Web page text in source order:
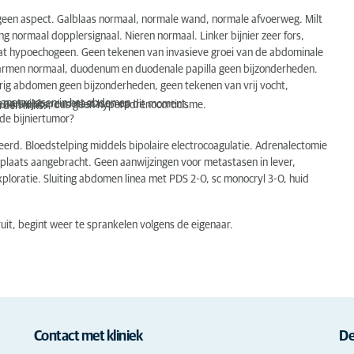
aspect. Galblaas normaal, normale wand, normale afvoerweg. Milt
normaal dopplersignaal. Nieren normaal. Linker bijnier zeer fors,
hypoechogeen. Geen tekenen van invasieve groei van de abdominale
normaal, duodenum en duodenale papilla geen bijzonderheden.
abdomen geen bijzonderheden, geen tekenen van vrij vocht,
metastasen in het abdomen
aanwijsbare metastasen op dit moment.
4.5 units, dus geen hyperadrenocorticisme.
links.
bijniertumor?
Bloedstelping middels bipolaire electrocoagulatie. Adrenalectomie
aangebracht. Geen aanwijzingen voor metastasen in lever,
Sluiting abdomen linea met PDS 2-0, sc monocryl 3-0, huid
begint weer te sprankelen volgens de eigenaar.
Contact met kliniek